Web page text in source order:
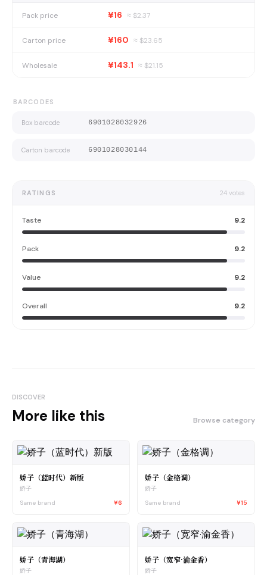
Pack price ¥16 ≈ $2.37
Carton price ¥160 ≈ $23.65
Wholesale ¥143.1 ≈ $21.15
BARCODES
Box barcode 6901028032926
Carton barcode 6901028030144
RATINGS 24 votes
Taste 9.2
Pack 9.2
Value 9.2
Overall 9.2
DISCOVER
More like this Browse category
娇子（蓝时代）新版
娇子
Same brand
¥6
娇子（金格调）
娇子
Same brand
¥15
娇子（青海湖）
娇子
娇子（宽窄·渝金香）
娇子